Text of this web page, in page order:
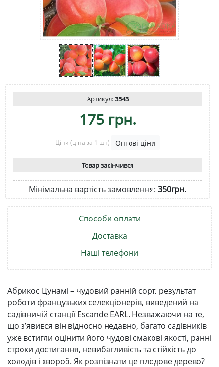
Артикул:3543
175 грн.
Ціни (ціна за 1 шт) Оптові ціни
Товар закінчився
Мінімальна вартість замовлення: 350грн.
Способи оплати
Доставка
Наші телефони
Абрикос Цунамі – чудовий ранній сорт, результат
роботи французьких селекціонерів, виведений на
садівничій станції Escande EARL. Незважаючи на те,
що з’явився він відносно недавно, багато садівників
уже встигли оцінити його чудові смакові якості, ранні
строки достигання, невибагливість та стійкість до
холодів і хвороб. Як розпізнати це плодове дерево?